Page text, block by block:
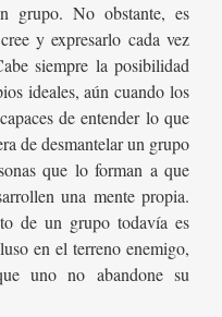
grupo. No obstante, es
y expresarlo cada vez
siempre la posibilidad
ideales, aún cuando los
de entender lo que
de desmantelar un grupo
que lo forman a que
una mente propia.
de un grupo todavía es
en el terreno enemigo,
uno no abandone su